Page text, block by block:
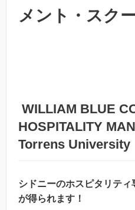
メント・スク
WILLIAM BLUE
HOSPITALITY
Torrens University
シドニーのホスピタリテ
が得られます！